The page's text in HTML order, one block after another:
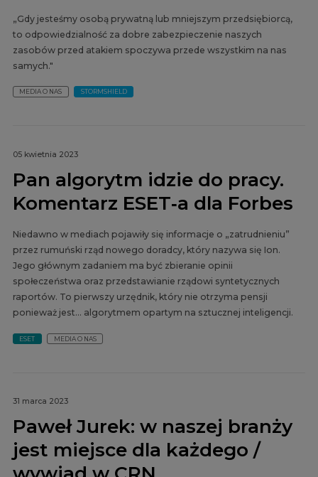
„Gdy jesteśmy osobą prywatną lub mniejszym przedsiębiorcą,
to odpowiedzialność za dobre zabezpieczenie naszych
zasobów przed atakiem spoczywa przede wszystkim na nas
samych."
MEDIA O NAS STORMSHIELD
05 kwietnia 2023
Pan algorytm idzie do pracy.
Komentarz ESET‑a dla Forbes
Niedawno w mediach pojawiły się informacje o „zatrudnieniu”
przez rumuński rząd nowego doradcy, który nazywa się Ion.
Jego głównym zadaniem ma być zbieranie opinii
społeczeństwa oraz przedstawianie rządowi syntetycznych
raportów. To pierwszy urzędnik, który nie otrzyma pensji
ponieważ jest… algorytmem opartym na sztucznej inteligencji.
ESET MEDIA O NAS
31 marca 2023
Paweł Jurek: w naszej branży
jest miejsce dla każdego /